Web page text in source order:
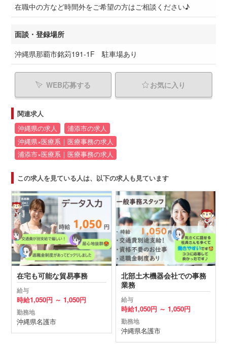
在職中の方など時間外をご希望の方はご相談ください♪
面談・登録場所
沖縄県那覇市銘苅191-1F 駐車場あり
WEB応募する お気に入り
関連求人
沖縄県の求人
浦添市の求人
沖縄県×医療系｜医療事務の求人
浦添市×医療系｜医療事務の求人
この求人を見ている人は、以下の求人も見ています
在宅も可能な貿易事務
給与
時給1,050円 ～ 1,050円
勤務地
沖縄県名護市
北部土木機器会社での事務
業務
給与
時給1,050円 ～ 1,050円
勤務地
沖縄県名護市